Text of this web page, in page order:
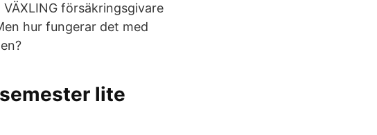
försäkringsgivare
hur fungerar det med
lite